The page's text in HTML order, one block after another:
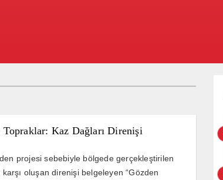
Topraklar: Kaz Dağları Direnişi
projesi sebebiyle bölgede gerçekleştirilen
karşı oluşan direnişi belgeleyen “Gözden